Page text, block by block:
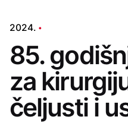
2024.
85.
za
čeljusti i